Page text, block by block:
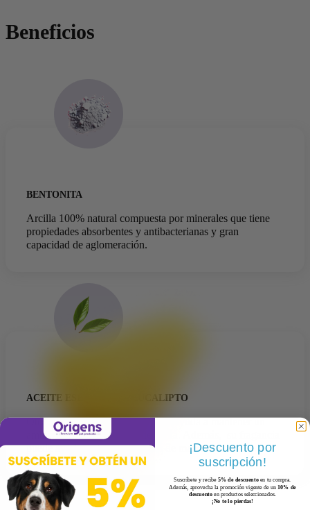
Beneficios
BENTONITA
Arcilla 100% natural compuesta por minerales que tiene
propiedades absorbentes y antibacterianas y gran
capacidad de aglomeración.
ACEITE ESENCIAL DE EUCALIPTO
Otorga un aroma refrescante, que ayuda a mantener un
ambiente fresco en la caja de arena. Además, su fragancia
puede ayudar a repeler insectos de manera natural.
¡Descuento por
suscripción!
Suscríbete y recibe5% de descuentoen tu compra.
Además, aprovecha la promoción vigente de un10% de
descuentoen productos seleccionados.
¡No te lo pierdas!